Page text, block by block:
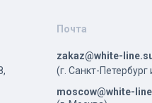
Почта
moscow@white-
(г. Санкт-Петербург
zakaz@white-